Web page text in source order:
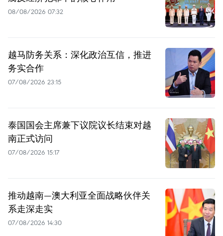
08/08/2026 07:32
越马防务关系：深化政治互信，推进
务实合作
07/08/2026 23:15
泰国国会主席兼下议院议长结束对越
南正式访问
07/08/2026 15:17
推动越南—澳大利亚全面战略伙伴关
系走深走实
07/08/2026 14:30